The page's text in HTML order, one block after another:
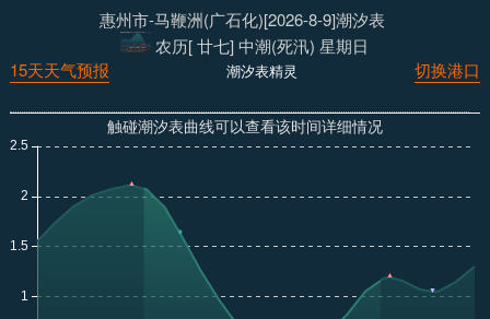
惠州市-马鞭洲(广石化)[2026-8-9]潮汐表
农历[ 廿七] 中潮(死汛) 星期日
切换港口
潮汐表精灵
15天天气预报
触碰潮汐表曲线可以查看该时间详细情况